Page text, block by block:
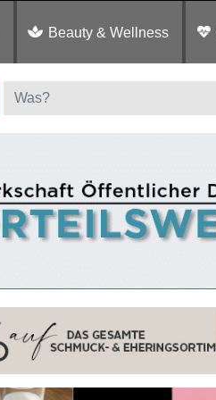
Beauty & Wellness